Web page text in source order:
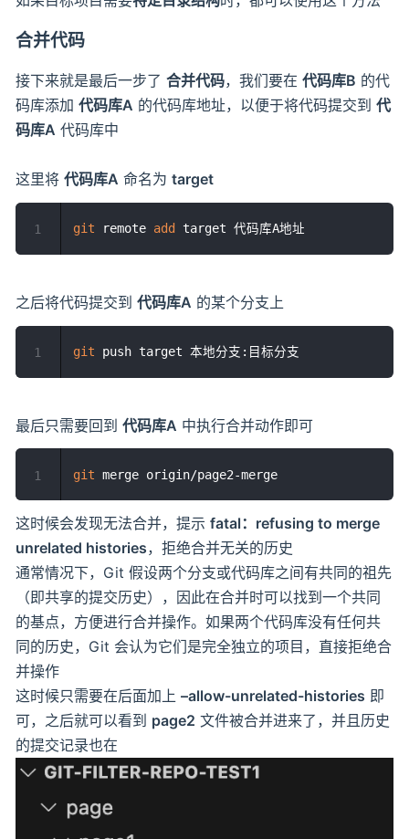
合并代码
接下来就是最后一步了 合并代码，我们要在 代码库B 的代
码库添加 代码库A 的代码库地址，以便于将代码提交到 代
码库A 代码库中
这里将 代码库A 命名为 target
git remote add
1
之后将代码提交到 代码库A 的某个分支上
git
1
最后只需要回到 代码库A 中执行合并动作即可
git merge origin/page2-merge
1
这时候会发现无法合并，提示 fatal：refusing to merge
unrelated histories，拒绝合并无关的历史
通常情况下，Git 假设两个分支或代码库之间有共同的祖先
（即共享的提交历史），因此在合并时可以找到一个共同
的基点，方便进行合并操作。如果两个代码库没有任何共
同的历史，Git 会认为它们是完全独立的项目，直接拒绝合
并操作
这时候只需要在后面加上 –allow-unrelated-histories 即
可，之后就可以看到 page2 文件被合并进来了，并且历史
的提交记录也在